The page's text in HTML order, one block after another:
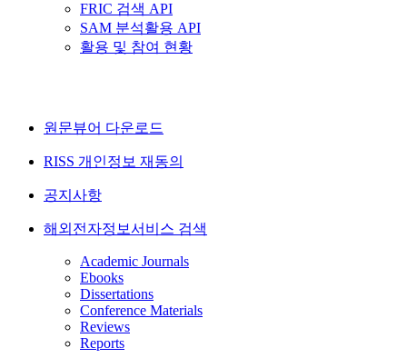
FRIC 검색 API
SAM 분석활용 API
활용 및 참여 현황
원문뷰어 다운로드
RISS 개인정보 재동의
공지사항
해외전자정보서비스 검색
Academic Journals
Ebooks
Dissertations
Conference Materials
Reviews
Reports